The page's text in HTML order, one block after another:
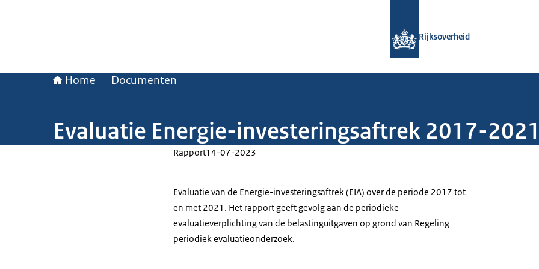
Rijksoverheid
Home Documenten
Evaluatie Energie-investeringsaftrek 2017-2021
Rapport14-07-2023
Evaluatie van de Energie-investeringsaftrek (EIA) over de periode 2017 tot
en met 2021. Het rapport geeft gevolg aan de periodieke
evaluatieverplichting van de belastinguitgaven op grond van Regeling
periodiek evaluatieonderzoek.